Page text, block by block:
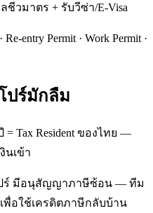
วมาตร + รับวีซ่า/E-Visa
entry Permit · Work Permit ·
ปร์มักลืม
= Tax Resident ของไทย —
นเข้า
ปร์ มีอนุสัญญาภาษีซ้อน — ทีม
เพื่อใช้เครดิตภาษีกลับบ้าน